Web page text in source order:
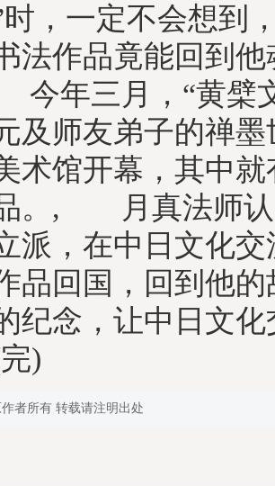
，一定不会想到
法作品竟能回到
年三月，“黄檗
师友弟子的禅墨
术馆开幕，其中
。, 月真法师认
派，在中日文化
品回国，回到他
纪念，让中日文
)
者所有 转载请注明出处